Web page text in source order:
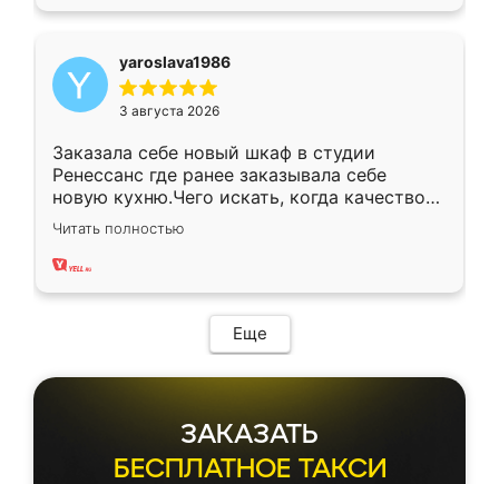
yaroslava1986
3 августа 2026
Заказала себе новый шкаф в студии
Ренессанс где ранее заказывала себе
новую кухню.Чего искать, когда качеством
вполне довольна. Служит кухня уже почти
два года, нареканий нет.
Читать полностью
Еще
ЗАКАЗАТЬ
БЕСПЛАТНОЕ ТАКСИ